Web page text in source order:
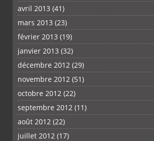
avril 2013 (41)
mars 2013 (23)
février 2013 (19)
janvier 2013 (32)
décembre 2012 (29)
novembre 2012 (51)
octobre 2012 (22)
septembre 2012 (11)
août 2012 (22)
juillet 2012 (17)